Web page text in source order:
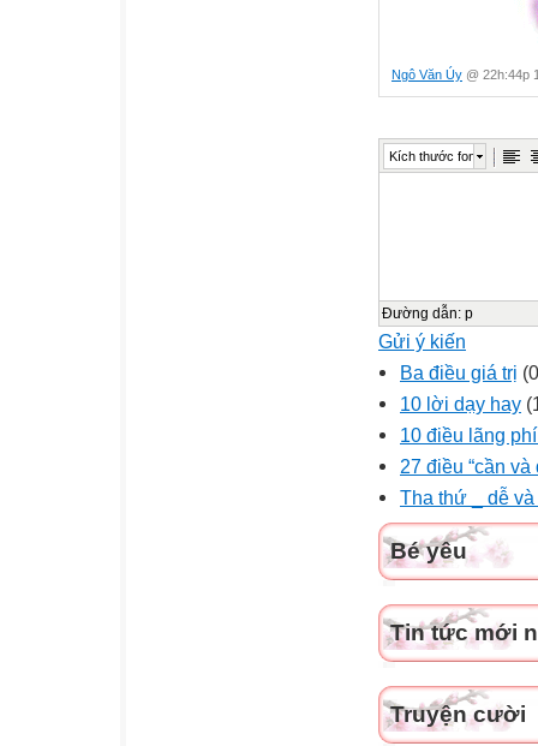
Ngô Văn Úy @ 22h:44p
Kích thước font
Đường dẫn: p
Gửi ý kiến
Ba điều giá trị
10 lời dạy hay
10 điều lãng
27 điều “cần
Tha thứ _ dễ và
Bé yêu
Tin tức mới
Truyện cười